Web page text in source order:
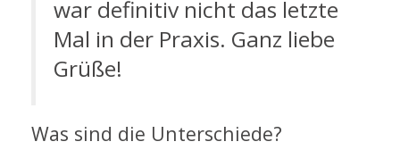
war definitiv nicht das letzte
Mal in der Praxis. Ganz liebe
Grüße!
Was sind die Unterschiede?